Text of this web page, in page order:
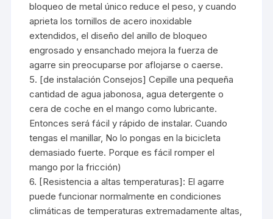
bloqueo de metal único reduce el peso, y cuando
aprieta los tornillos de acero inoxidable
extendidos, el diseño del anillo de bloqueo
engrosado y ensanchado mejora la fuerza de
agarre sin preocuparse por aflojarse o caerse.
5. [de instalación Consejos] Cepille una pequeña
cantidad de agua jabonosa, agua detergente o
cera de coche en el mango como lubricante.
Entonces será fácil y rápido de instalar. Cuando
tengas el manillar, No lo pongas en la bicicleta
demasiado fuerte. Porque es fácil romper el
mango por la fricción)
6. [Resistencia a altas temperaturas]: El agarre
puede funcionar normalmente en condiciones
climáticas de temperaturas extremadamente altas,